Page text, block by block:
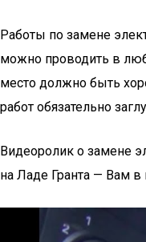
Работы по замене
можно проводить в
место должно быть
работ обязательно
Видеоролик о замене
на Ладе Гранта — Вам